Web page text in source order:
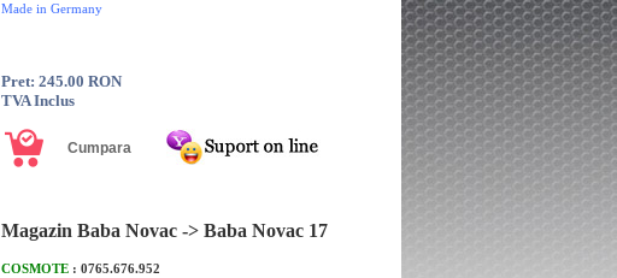
Made in Germany
Pret: 245.00 RON
TVA Inclus
Magazin Baba Novac -> Baba Novac 17
COSMOTE : 0765.676.952